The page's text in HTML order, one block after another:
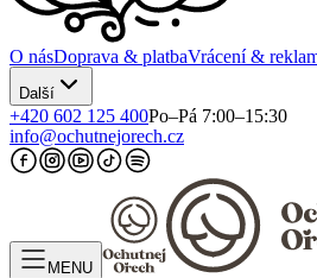
O násDoprava & platbaVrácení &
Další
+420 602 125 400Po–Pá 7:00–15:30
info@ochutnejorech.cz
MENU